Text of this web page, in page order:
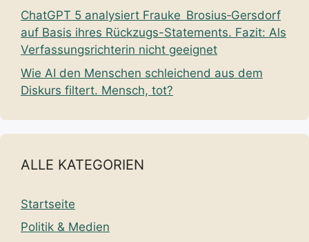
ChatGPT 5 analysiert Frauke Brosius‑Gersdorf
auf Basis ihres Rückzugs-Statements. Fazit: Als
Verfassungsrichterin nicht geeignet
Wie AI den Menschen schleichend aus dem
Diskurs filtert. Mensch, tot?
ALLE KATEGORIEN
Startseite
Politik & Medien